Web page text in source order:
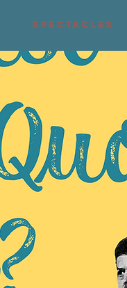
SPECTACLES